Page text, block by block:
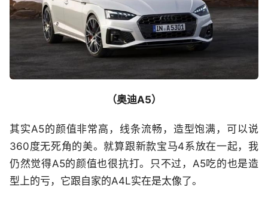
（奥迪A5）
其实A5的颜值非常高，线条流畅，造型饱满，可以说
360度无死角的美。就算跟新款宝马4系放在一起，我
仍然觉得A5的颜值也很抗打。只不过，A5吃的也是造
型上的亏，它跟自家的A4L实在是太像了。